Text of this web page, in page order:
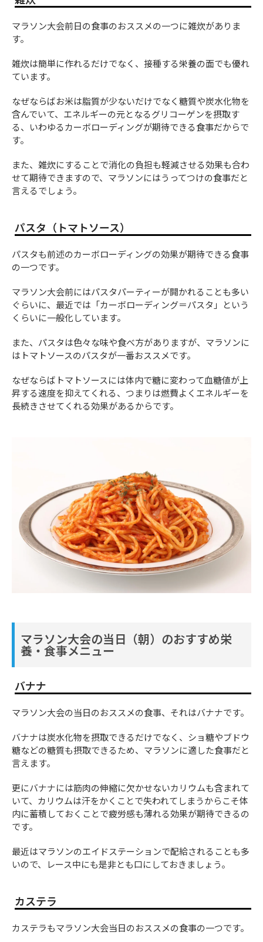
マラソン大会前日の食事のおススメの一つに雑炊がありま
す。
雑炊は簡単に作れるだけでなく、接種する栄養の面でも優れ
ています。
なぜならばお米は脂質が少ないだけでなく糖質や炭水化物を
含んでいて、エネルギーの元となるグリコーゲンを摂取す
る、いわゆるカーボローディングが期待できる食事だからで
す。
また、雑炊にすることで消化の負担も軽減させる効果も合わ
せて期待できますので、マラソンにはうってつけの食事だと
言えるでしょう。
パスタ（トマトソース）
パスタも前述のカーボローディングの効果が期待できる食事
の一つです。
マラソン大会前にはパスタパーティーが開かれることも多い
ぐらいに、最近では「カーボローディング＝パスタ」という
くらいに一般化しています。
また、パスタは色々な味や食べ方がありますが、マラソンに
はトマトソースのパスタが一番おススメです。
なぜならばトマトソースには体内で糖に変わって血糖値が上
昇する速度を抑えてくれる、つまりは燃費よくエネルギーを
長続きさせてくれる効果があるからです。
マラソン大会の当日（朝）のおすすめ栄
養・食事メニュー
バナナ
マラソン大会の当日のおススメの食事、それはバナナです。
バナナは炭水化物を摂取できるだけでなく、ショ糖やブドウ
糖などの糖質も摂取できるため、マラソンに適した食事だと
言えます。
更にバナナには筋肉の伸縮に欠かせないカリウムも含まれて
いて、カリウムは汗をかくことで失われてしまうからこそ体
内に蓄積しておくことで疲労感も薄れる効果が期待できるの
です。
最近はマラソンのエイドステーションで配給されることも多
いので、レース中にも是非とも口にしておきましょう。
カステラ
カステラもマラソン大会当日のおススメの食事の一つです。